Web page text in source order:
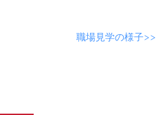
職場見学の様子>>